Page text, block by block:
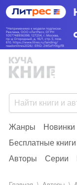
Жанры Новинки
Бесплатные книги
Авторы
Серии